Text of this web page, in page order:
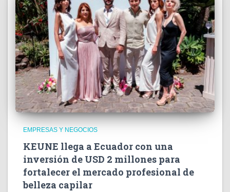
EMPRESAS Y NEGOCIOS
KEUNE llega a Ecuador con una
inversión de USD 2 millones para
fortalecer el mercado profesional de
belleza capilar